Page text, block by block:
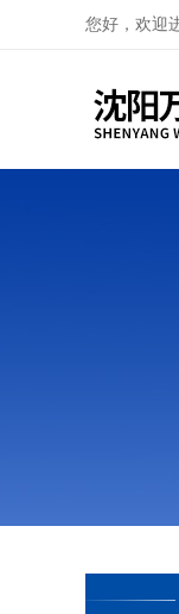
您好，欢迎